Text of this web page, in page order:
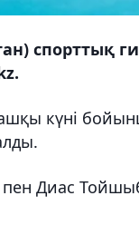
спорттық
күні
Диас